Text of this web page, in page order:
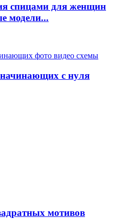
спицами для женщин
модели...
с нуля
мотивов